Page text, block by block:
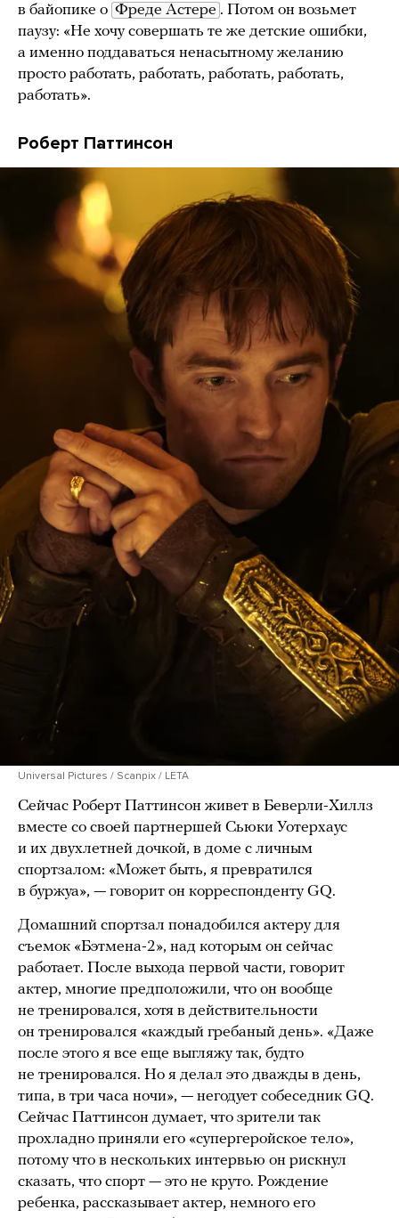
в байопике о Фреде Астере . Потом он возьмет
паузу: «Не хочу совершать те же детские ошибки,
а именно поддаваться ненасытному желанию
просто работать, работать, работать, работать,
работать».
Роберт Паттинсон
Universal Pictures / Scanpix / LETA
Сейчас Роберт Паттинсон живет в Беверли-Хиллз
вместе со своей партнершей Сьюки Уотерхаус
и их двухлетней дочкой, в доме с личным
спортзалом: «Может быть, я превратился
в буржуа», — говорит он корреспонденту GQ.
Домашний спортзал понадобился актеру для
съемок «Бэтмена-2», над которым он сейчас
работает. После выхода первой части, говорит
актер, многие предположили, что он вообще
не тренировался, хотя в действительности
он тренировался «каждый гребаный день». «Даже
после этого я все еще выгляжу так, будто
не тренировался. Но я делал это дважды в день,
типа, в три часа ночи», — негодует собеседник GQ.
Сейчас Паттинсон думает, что зрители так
прохладно приняли его «супергеройское тело»,
потому что в нескольких интервью он рискнул
сказать, что спорт — это не круто. Рождение
ребенка, рассказывает актер, немного его